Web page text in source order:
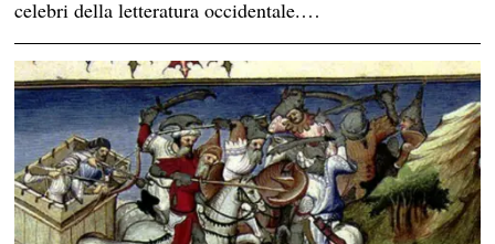
celebri della letteratura occidentale.…